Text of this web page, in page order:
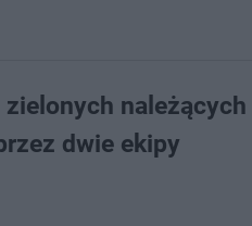
należących
dwie ekipy